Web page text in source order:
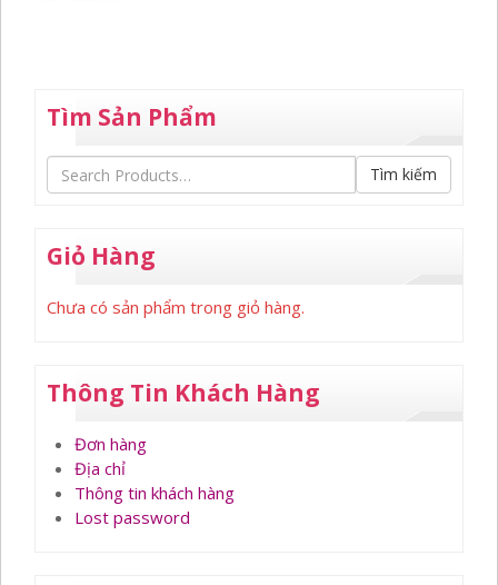
Tìm Sản Phẩm
Tìm kiếm
Giỏ Hàng
Chưa có sản phẩm trong giỏ hàng.
Thông Tin Khách Hàng
Đơn hàng
Địa chỉ
Thông tin khách hàng
Lost password